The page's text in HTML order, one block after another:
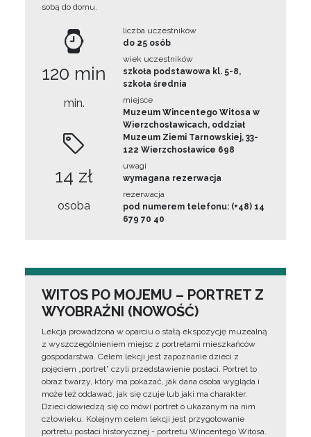
sobą do domu.
120 min
min.
14 zł
osoba
liczba uczestników
do 25 osób
wiek uczestników
szkoła podstawowa kl. 5-8,
szkoła średnia
miejsce
Muzeum Wincentego Witosa w
Wierzchosławicach, oddział
Muzeum Ziemi Tarnowskiej, 33-
122 Wierzchosławice 698
uwagi
wymagana rezerwacja
rezerwacja
pod numerem telefonu: (+48) 14
679 70 40
WITOS PO MOJEMU – PORTRET Z
WYOBRAŹNI (NOWOŚĆ)
Lekcja prowadzona w oparciu o stałą ekspozycję muzealną
z wyszczególnieniem miejsc z portretami mieszkańców
gospodarstwa. Celem lekcji jest zapoznanie dzieci z
pojęciem „portret” czyli przedstawienie postaci. Portret to
obraz twarzy, który ma pokazać, jak dana osoba wygląda i
może też oddawać, jak się czuje lub jaki ma charakter.
Dzieci dowiedzą się co mówi portret o ukazanym na nim
człowieku. Kolejnym celem lekcji jest przygotowanie
portretu postaci historycznej - portretu Wincentego Witosa.